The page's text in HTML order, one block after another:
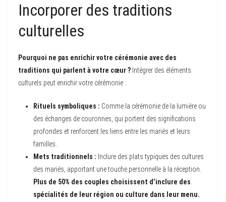
Incorporer des traditions
culturelles
Pourquoi ne pas enrichir votre cérémonie avec des
traditions qui parlent à votre cœur ? Intégrer des éléments
culturels peut enrichir votre cérémonie :
Rituels symboliques : Comme la cérémonie de la lumière ou
des échanges de couronnes, qui portent des significations
profondes et renforcent les liens entre les mariés et leurs
familles.
Mets traditionnels : Inclure des plats typiques des cultures
des mariés, apportant une touche personnelle à la réception.
Plus de 50% des couples choisissent d’inclure des
spécialités de leur région ou culture dans leur menu.